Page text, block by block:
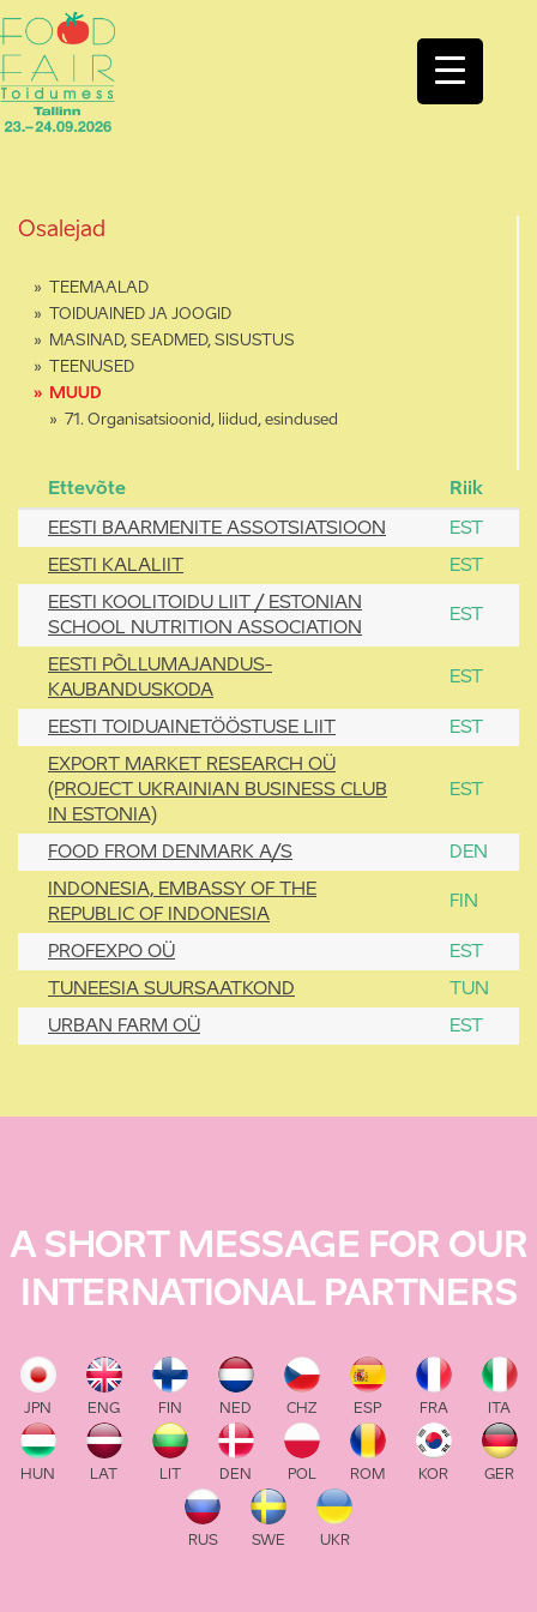
Osalejad
TEEMAALAD
TOIDUAINED JA JOOGID
MASINAD, SEADMED, SISUSTUS
TEENUSED
MUUD
71. Organisatsioonid, liidud, esindused
Ettevõte Riik
EESTI BAARMENITE ASSOTSIATSIOON EST
EESTI KALALIIT EST
EESTI KOOLITOIDU LIIT / ESTONIAN
SCHOOL NUTRITION ASSOCIATION
EST
EESTI PÕLLUMAJANDUS-
KAUBANDUSKODA
EST
EESTI TOIDUAINETÖÖSTUSE LIIT EST
EXPORT MARKET RESEARCH OÜ
(PROJECT UKRAINIAN BUSINESS CLUB
IN ESTONIA)
EST
FOOD FROM DENMARK A/S DEN
INDONESIA, EMBASSY OF THE
REPUBLIC OF INDONESIA
FIN
PROFEXPO OÜ EST
TUNEESIA SUURSAATKOND TUN
URBAN FARM OÜ EST
A SHORT MESSAGE FOR OUR
INTERNATIONAL PARTNERS
JPN ENG FIN NED CHZ ESP FRA ITA
HUN LAT LIT DEN POL ROM KOR GER
RUS SWE UKR